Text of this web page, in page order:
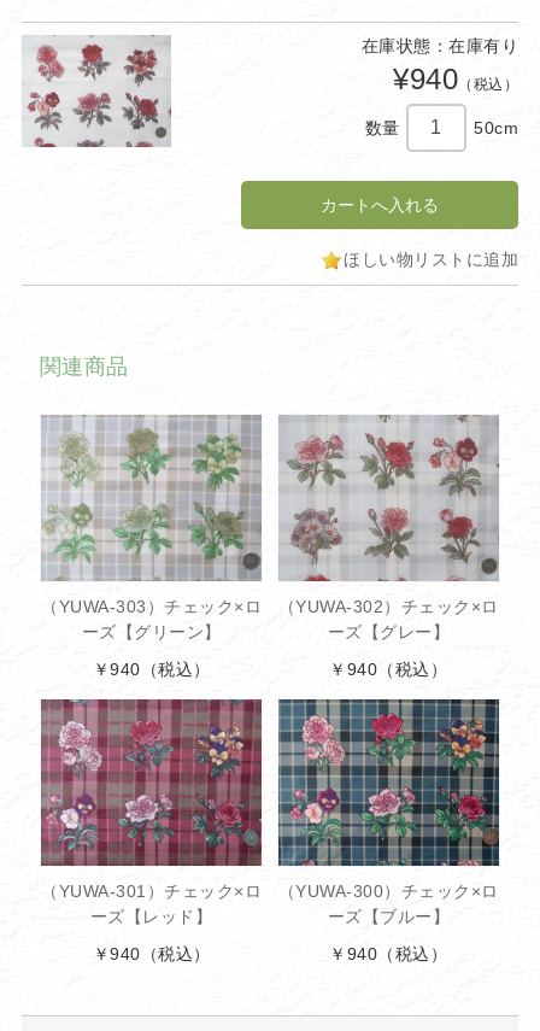
在庫状態：在庫有り
¥940 （税込）
数量 50cm
ほしい物リストに追加
関連商品
（YUWA-303）チェック×ロ
ーズ【グリーン】
￥940 （税込）
（YUWA-302）チェック×ロ
ーズ【グレー】
￥940 （税込）
（YUWA-301）チェック×ロ
ーズ【レッド】
￥940 （税込）
（YUWA-300）チェック×ロ
ーズ【ブルー】
￥940 （税込）